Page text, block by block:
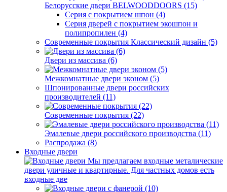
Белорусские двери BELWOODDOORS (15)
Серия с покрытием шпон (4)
Серия дверей с покрытием экошпон и
полипропилен (4)
Современные покрытия Классический дизайн (5)
Двери из массива (6)
Межкомнатные двери эконом (5)
Шпонированные двери российских
производителей (11)
Современные покрытия (22)
Эмалевые двери российского производства (11)
Распродажа (8)
Входные двери
Мы предлагаем входные металические
двери уличные и квартирные. Для частных домов есть
входные две